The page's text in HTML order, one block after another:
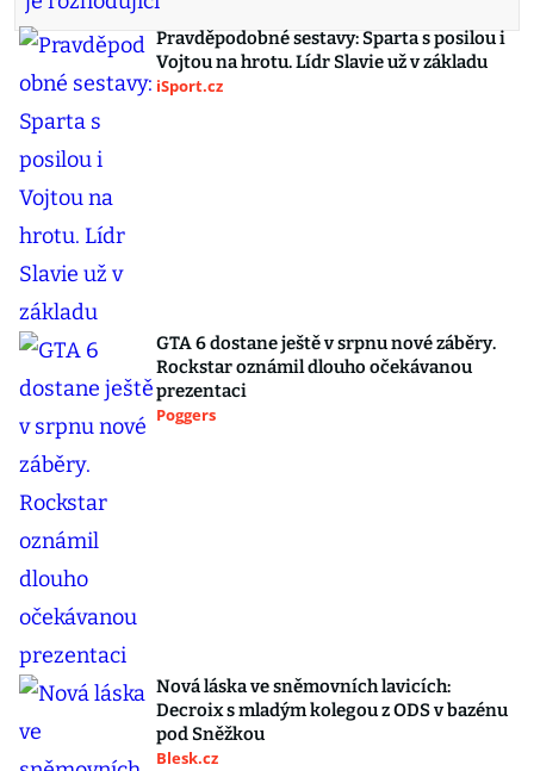
Pravděpodobné sestavy: Sparta s posilou i
Vojtou na hrotu. Lídr Slavie už v základu
iSport.cz
GTA 6 dostane ještě v srpnu nové záběry.
Rockstar oznámil dlouho očekávanou
prezentaci
Poggers
Nová láska ve sněmovních lavicích:
Decroix s mladým kolegou z ODS v bazénu
pod Sněžkou
Blesk.cz